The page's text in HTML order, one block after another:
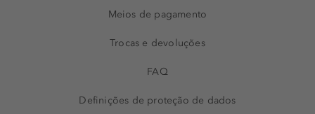
Meios de pagamento
Trocas e devoluções
FAQ
Definições de proteção de dados